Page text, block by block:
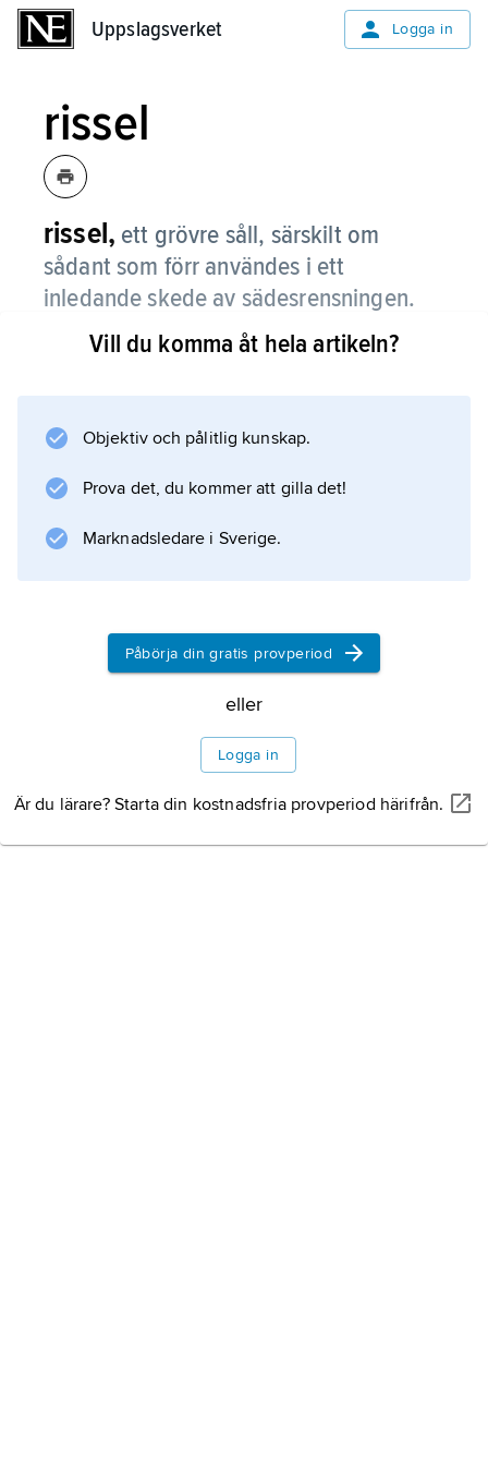
Uppslagsverket Logga in
rissel
rissel, ett grövre såll, särskilt om
sådant som förr användes i ett
inledande skede av sädesrensningen.
Information om artikeln
Vill du komma åt hela artikeln?
Objektiv och pålitlig kunskap.
Prova det, du kommer att gilla det!
Marknadsledare i Sverige.
Påbörja din gratis provperiod
eller
Logga in
Är du lärare? Starta din kostnadsfria provperiod härifrån.